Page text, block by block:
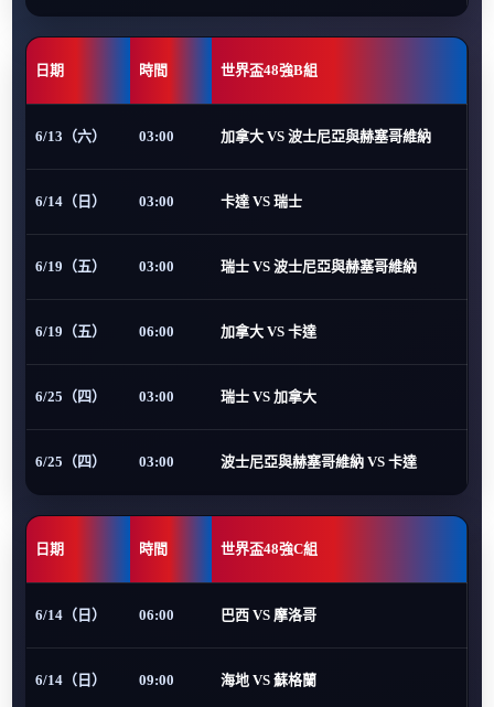
日期 時間 世界盃48強B組
6/13（六） 03:00 加拿大 VS 波士尼亞與赫塞哥維納
6/14（日） 03:00 卡達 VS 瑞士
6/19（五） 03:00 瑞士 VS 波士尼亞與赫塞哥維納
6/19（五） 06:00 加拿大 VS 卡達
6/25（四） 03:00 瑞士 VS 加拿大
6/25（四） 03:00 波士尼亞與赫塞哥維納 VS 卡達
日期 時間 世界盃48強C組
6/14（日） 06:00 巴西 VS 摩洛哥
6/14（日） 09:00 海地 VS 蘇格蘭